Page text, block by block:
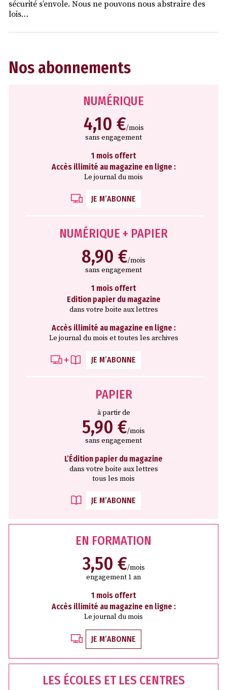
sécurité s’envole. Nous ne pouvons nous abstraire des
lois…
Nos abonnements
NUMÉRIQUE
4,10 €/mois
sans engagement
1 mois offert
Accès illimité au magazine en ligne :
Le journal du mois
JE M’ABONNE
NUMÉRIQUE + PAPIER
8,90 €/mois
sans engagement
1 mois offert
Edition papier du magazine
dans votre boite aux lettres
Accès illimité au magazine en ligne :
Le journal du mois et toutes les archives
JE M’ABONNE
PAPIER
à partir de
5,90 €/mois
sans engagement
L’Édition papier du magazine
dans votre boite aux lettres
tous les mois
JE M’ABONNE
EN FORMATION
3,50 €/mois
engagement 1 an
1 mois offert
Accès illimité au magazine en ligne :
Le journal du mois
JE M’ABONNE
LES ÉCOLES ET LES CENTRES